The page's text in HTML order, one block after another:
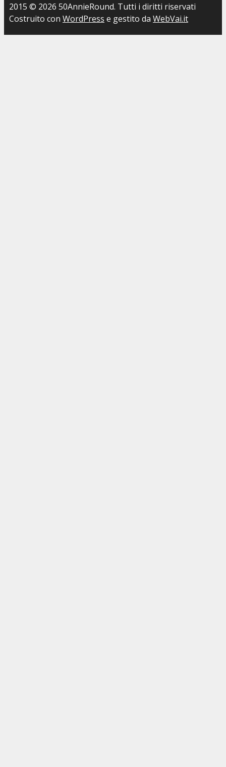
2015 © 2026 50AnnieRound. Tutti i diritti riservati
Costruito con WordPress e gestito da WebVai.it